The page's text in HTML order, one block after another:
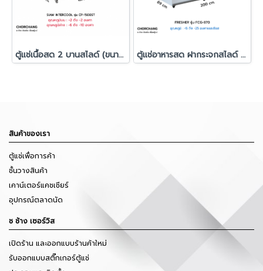
ตู้แช่เนื้อสด 2 บานสไลด์ (ขนาด 1.50 เมตร) รุ่น CP-1500ST ตู้แช่อาหารสด ฝากระจกสไลด์ FRESHER รุ่น FCG-870
สินค้าของเรา
ตู้แช่เพื่อการค้า
ชั้นวางสินค้า
เคาน์เตอร์แคชเชียร์
อุปกรณ์ตลาดนัด
ช ช้าง เซอร์วิส
เปิดร้าน และออกแบบร้านค้าใหม่
รับออกแบบสติ๊กเกอร์ตู้แช่